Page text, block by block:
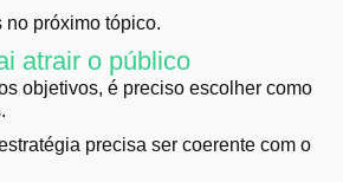
no próximo tópico.
atrair o público
objetivos, é preciso escolher como
precisa ser coerente com o